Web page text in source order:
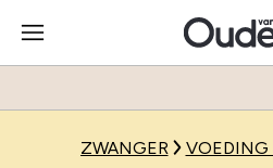
ZWANGER VOEDING